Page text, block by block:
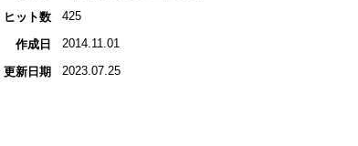
ヒット数
425
作成日 2014.11.01
更新日期 2023.07.25